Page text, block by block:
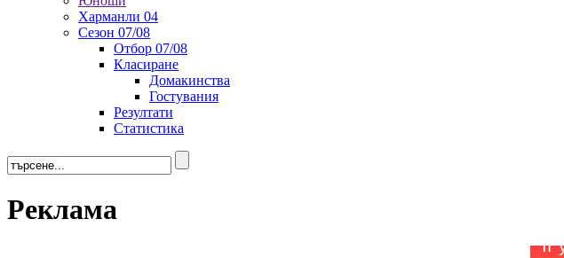
Харманли 04
Сезон 07/08
Отбор 07/08
Класиране
Домакинства
Гостувания
Резултати
Статистика
Реклама